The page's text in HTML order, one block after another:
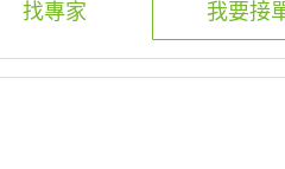
我要接
找專家